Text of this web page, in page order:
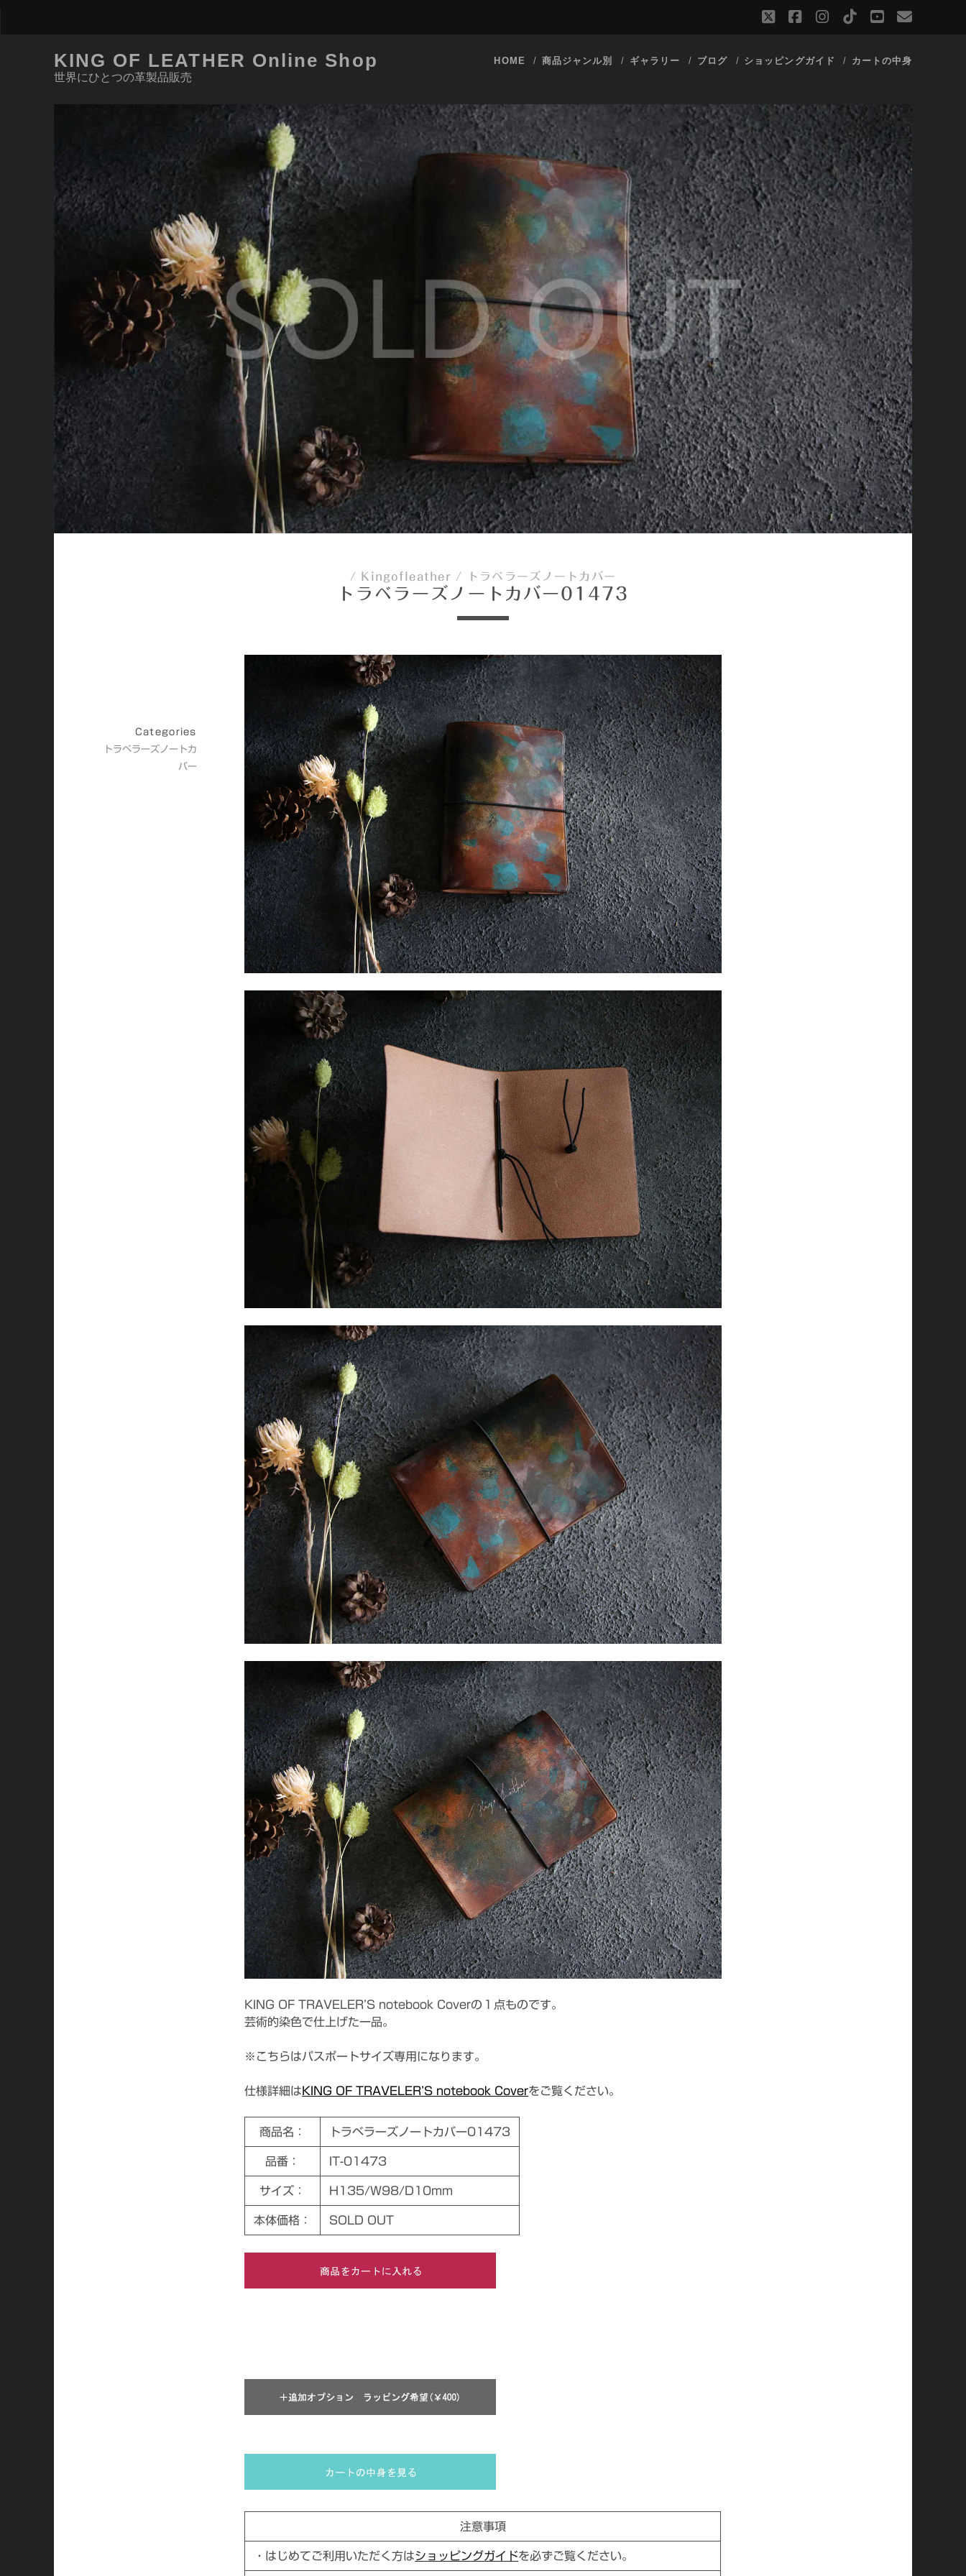
twitterfacebookinstagram
tiktokyoutube
email
KING OF LEATHER Online Shop
世界にひとつの革製品販売
HOME 商品ジャンル別 ギャラリー ブログ ショッピングガイド カートの中身
/ Kingofleather / トラベラーズノートカバー
トラベラーズノートカバー01473
KING OF TRAVELER’S notebook Coverの１点ものです。
芸術的染色で仕上げた一品。
※こちらはパスポートサイズ専用になります。
仕様詳細は KING OF TRAVELER’S notebook Coverをご覧ください。
商品名： トラベラーズノートカバー01473
品番： IT-01473
サイズ： H135/W98/D10mm
本体価格： SOLD OUT
注意事項
・はじめてご利用いただく方はショッピングガイドを必ずご覧ください。
Categories
トラベラーズノートカ
バー